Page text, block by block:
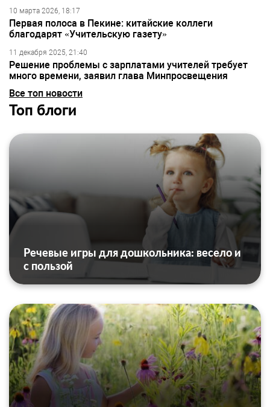
10 марта 2026, 18:17
Первая полоса в Пекине: китайские коллеги
благодарят «Учительскую газету»
11 декабря 2025, 21:40
Решение проблемы с зарплатами учителей требует
много времени, заявил глава Минпросвещения
Все топ новости
Топ блоги
Речевые игры для дошкольника: весело и
с пользой